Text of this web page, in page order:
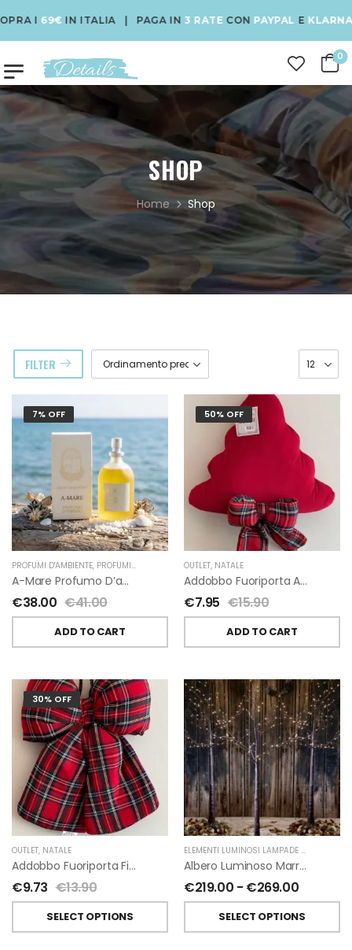
IN ITALIA | PAGA IN3 RATECONPAYPAL EKLARNA| USA
0
SHOP
Home Shop
FILTER
7% OFF
PROFUMI D'AMBIENTE, PROFUMI D'AMBIENTE FIORIRA' UN GIARDINO
A-Mare Profumo D’ambiente Di Fiorirà Un Giardino
€38.00 €41.00
ADD TO CART
50% OFF
OUTLET, NATALE
Addobbo Fuoriporta Alberello Velluto Rosso Con Fiocchetto Tartan
€7.95 €15.90
ADD TO CART
30% OFF
OUTLET, NATALE
Addobbo Fuoriporta Fiocco In Velluto Rosso O In Tartan
€9.73 €13.90
SELECT OPTIONS
ELEMENTI LUMINOSI LAMPADE E LED
Albero Luminoso Marrone Interno-Esterno Di Fiorirà Un Giardino
€219.00 - €269.00
SELECT OPTIONS